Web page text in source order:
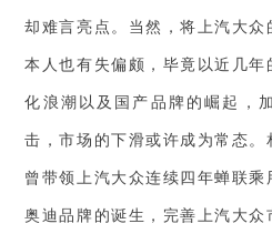
却难言亮点。当然，将上汽大
本人也有失偏颇，毕竟以近几
化浪潮以及国产品牌的崛起，
击，市场的下滑或许成为常态。
曾带领上汽大众连续四年蝉联
奥迪品牌的诞生，完善上汽大